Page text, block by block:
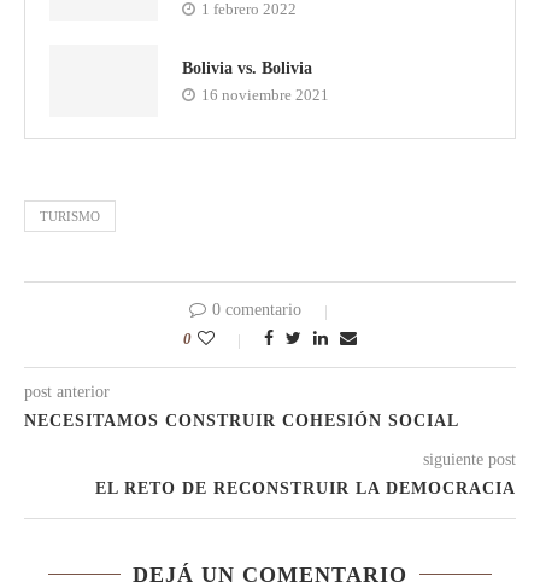
1 febrero 2022
Bolivia vs. Bolivia
16 noviembre 2021
TURISMO
0 comentario
0
post anterior
NECESITAMOS CONSTRUIR COHESIÓN SOCIAL
siguiente post
EL RETO DE RECONSTRUIR LA DEMOCRACIA
DEJÁ UN COMENTARIO